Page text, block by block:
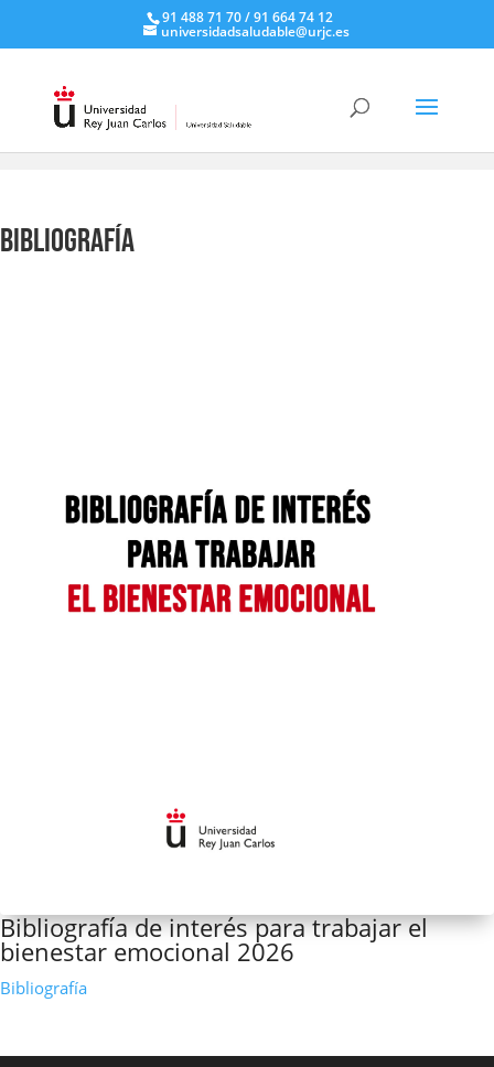
91 488 71 70 / 91 664 74 12
universidadsaludable@urjc.es
Recursos> Bibliografía
Bibliografía
Bibliografía de interés para trabajar el
bienestar emocional 2026
Bibliografía